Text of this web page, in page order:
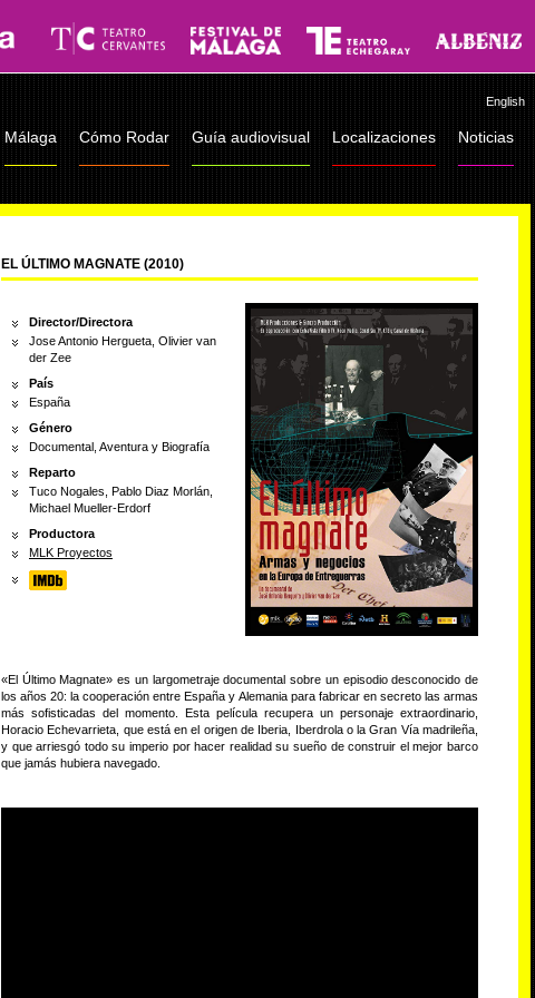
English
Málaga Cómo Rodar Guía audiovisual Localizaciones Noticias
EL ÚLTIMO MAGNATE (2010)
Director/Directora
Jose Antonio Hergueta, Olivier van
der Zee
País
España
Género
Documental, Aventura y Biografía
Reparto
Tuco Nogales, Pablo Diaz Morlán,
Michael Mueller-Erdorf
Productora
MLK Proyectos
«El Último Magnate» es un largometraje documental sobre un episodio desconocido de
los años 20: la cooperación entre España y Alemania para fabricar en secreto las armas
más sofisticadas del momento. Esta película recupera un personaje extraordinario,
Horacio Echevarrieta, que está en el origen de Iberia, Iberdrola o la Gran Vía madrileña,
y que arriesgó todo su imperio por hacer realidad su sueño de construir el mejor barco
que jamás hubiera navegado.